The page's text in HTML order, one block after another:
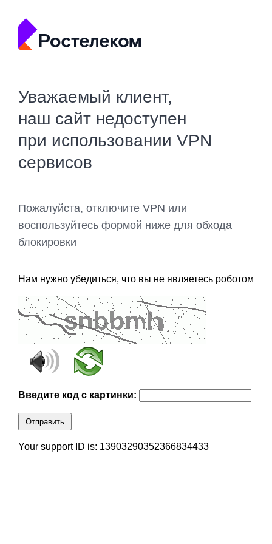
Уважаемый клиент,
наш сайт недоступен
при использовании VPN
сервисов
Пожалуйста, отключите VPN или
воспользуйтесь формой ниже для обхода
блокировки
Нам нужно убедиться, что вы не являетесь роботом
Введите код с картинки:
Отправить
Your support ID is: 13903290352366834433